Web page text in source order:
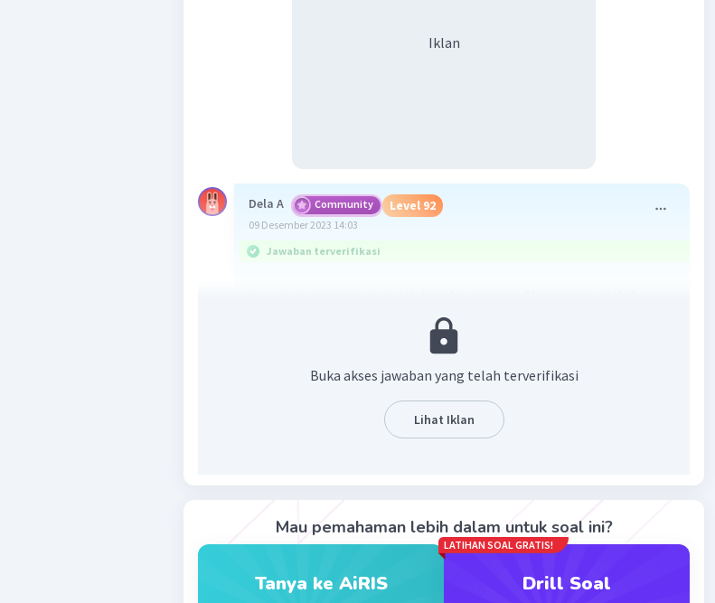
Iklan
Dela A Community Level 92
09 Desember 2023 14:03
Jawaban terverifikasi
karena jangka sorong dapat digunakan untuk mengukur
ketebalan benda‐benda yang tipis, mengukur diameter bagian
dalam atau bagian luar, dan untuk mengukur kedalaman.
Balas
Buka akses jawaban yang telah terverifikasi
Lihat Iklan
Mau pemahaman lebih dalam untuk soal ini?
Tanya ke AiRIS
LATIHAN SOAL GRATIS!
Drill Soal